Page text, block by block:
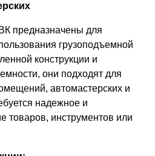
предназначены для
грузоподъемной
конструкции и
они подходят для
автомастерских и
надежное и
товаров, инструментов или